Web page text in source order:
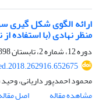
ارائه الگوی شکل گیری
منظر نهادی (با استفاده
دوره 12، شماره 2، تابستان 1398، صفحه
محمود احمدپور داریانی،
مشاهده مقاله
اصل